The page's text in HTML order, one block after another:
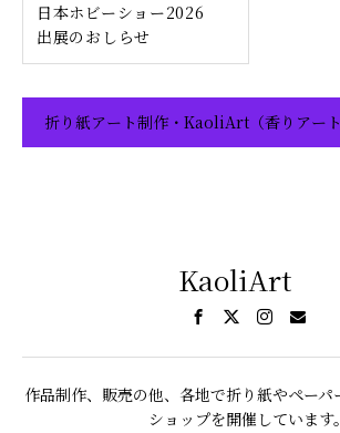
日本ホビーショー2026
出展のおしらせ
折り紙アート制作・KaoliArt（香りアート
KaoliArt
作品制作、販売の他、各地で折り紙やペーパ
ショップを開催しています。